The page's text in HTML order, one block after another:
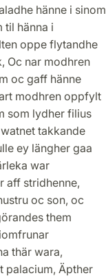
hänne i sinom
til hänna i
oppe flytandhe
Oc nar modhren
oc gaff hänne
modhren oppfylt
som lydher filius
takkande
ey längher gaa
war
aff stridhenne,
oc son, oc
them
thär wara,
palacium, Äpther